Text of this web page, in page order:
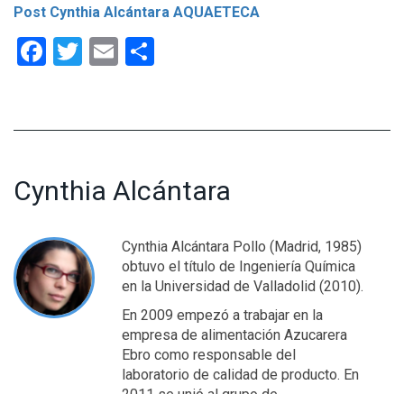
Post Cynthia Alcántara AQUAETECA
Facebook
Twitter
Email
Cynthia Alcántara
Cynthia Alcántara Pollo (Madrid, 1985)
obtuvo el título de Ingeniería Química
en la Universidad de Valladolid (2010).
En 2009 empezó a trabajar en la
empresa de alimentación Azucarera
Ebro como responsable del
laboratorio de calidad de producto. En